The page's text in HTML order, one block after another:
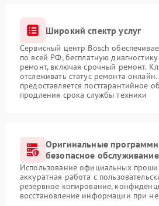
Широкий спектр услуг
Сервисный центр Bosch
по всей РФ, бесплатную
ремонт, включая срочный ремонт.
отслеживать статус ремонта
предоставляется постгарантийное
продления срока службы техники
Оригинальные
безопасное
Использование официальных
аккуратная работа с
резервное копирование,
восстановление информации при